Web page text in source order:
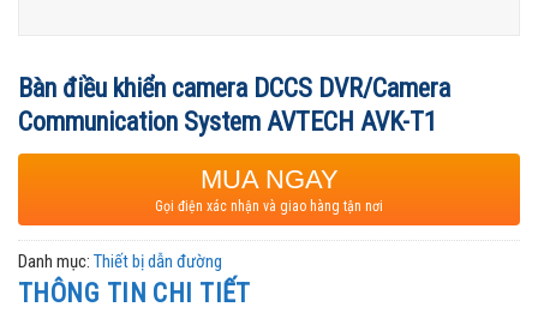
Bàn điều khiển camera DCCS DVR/Camera
Communication System AVTECH AVK-T1
MUA NGAY
Gọi điện xác nhận và giao hàng tận nơi
Danh mục: Thiết bị dẫn đường
THÔNG TIN CHI TIẾT